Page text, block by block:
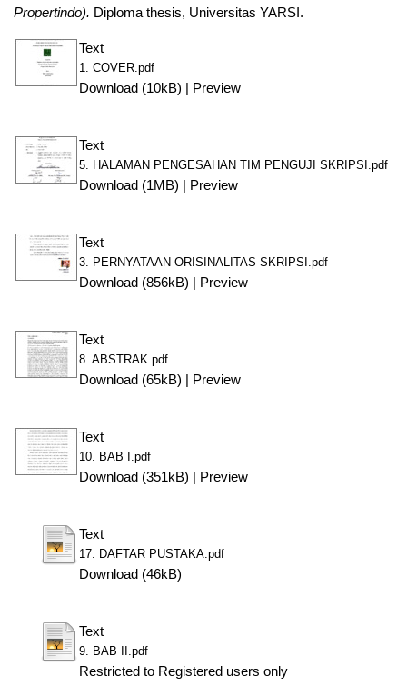
Propertindo). Diploma thesis, Universitas YARSI.
Text
1. COVER.pdf
Download (10kB) Preview
Text
5. HALAMAN PENGESAHAN TIM PENGUJI SKRIPSI.pdf
Download (1MB) Preview
Text
3. PERNYATAAN ORISINALITAS SKRIPSI.pdf
Download (856kB) Preview
Text
8. ABSTRAK.pdf
Download (65kB) Preview
Text
10. BAB I.pdf
Download (351kB) Preview
Text
17. DAFTAR PUSTAKA.pdf
Download (46kB)
Text
9. BAB II.pdf
Restricted to Registered users only